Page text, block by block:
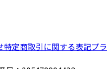
特定商取引に関する表記プラ